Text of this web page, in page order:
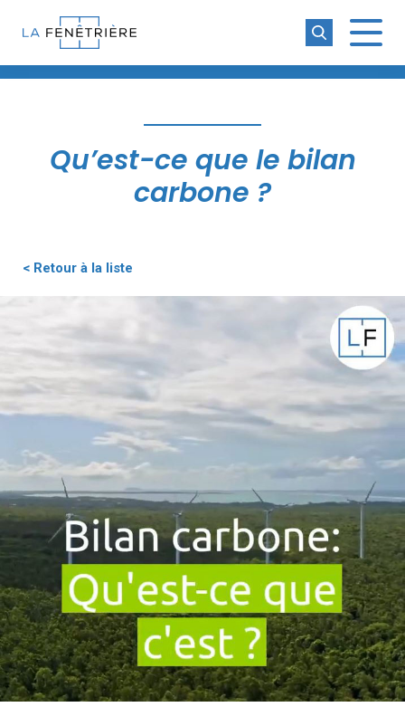
La Fenêtrière
Qu’est-ce que le bilan
carbone ?
< Retour à la liste